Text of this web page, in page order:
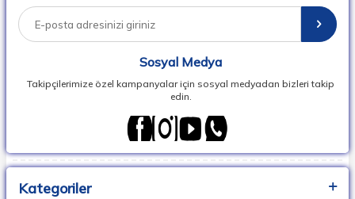
ve hızlı teslimat ile siz değerli kullanıcılarına sunuyor.
Sersa İthalat , Bebek Araç Gereçleri Üreticileri, İthalatçıları ve
Sosyal Medya
Takipçilerimize özel kampanyalar için sosyal medyadan bizleri takip
edin.
Kategoriler